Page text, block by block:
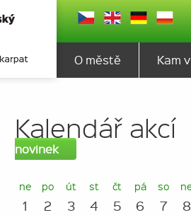
O městě Kam
Kalendář akcí
novinek
ne
1
po
2
út
3
st
4
čt
5
pá
6
so
7 8